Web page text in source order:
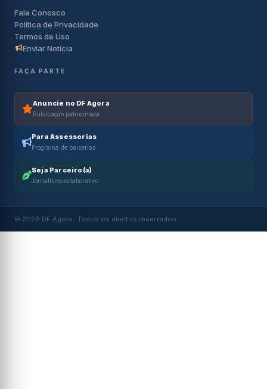
Fale Conosco
Política de Privacidade
Termos de Uso
Enviar Notícia
FAÇA PARTE
Anuncie no DF Agora
Publicação patrocinada
Para Assessorias
Programa de parcerias
Seja Parceiro(a)
Jornalismo colaborativo
© 2026 DF Agora · Todos os direitos reservados